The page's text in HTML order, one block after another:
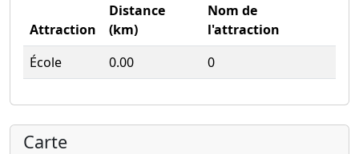
Attraction
Distance
(km)
Nom de
l'attraction
École
0.00 0
Carte